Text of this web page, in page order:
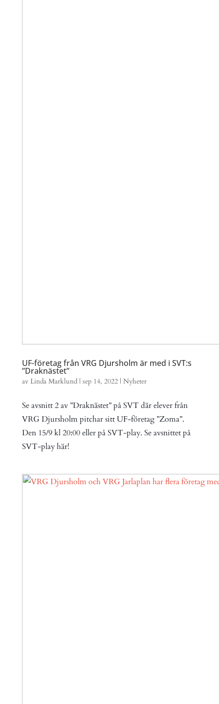
UF-företag från VRG Djursholm är med i SVT:s
”Draknästet”
av Linda Marklund| sep 14, 2022| Nyheter
Se avsnitt 2 av ”Draknästet” på SVT där elever från
VRG Djursholm pitchar sitt UF-företag ”Zoma”.
Den 15/9 kl 20:00 eller på SVT-play. Se avsnittet på
SVT-play här!